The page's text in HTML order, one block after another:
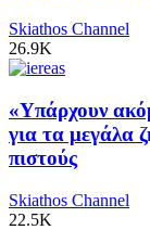
Skiathos Channel
26.9K
«Υπάρχουν
για τα μεγάλα
πιστούς
Skiathos Channel
22.5K